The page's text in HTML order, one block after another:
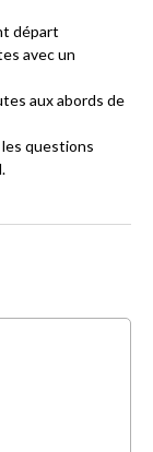
départ
avec un
aux abords de
questions